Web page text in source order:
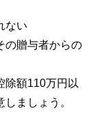
ない
の贈与者からの
除額110万円以
ましょう。